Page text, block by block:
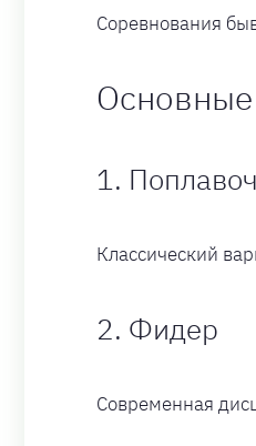
Соревнования
1.
Классический
2. Фидер
Современная